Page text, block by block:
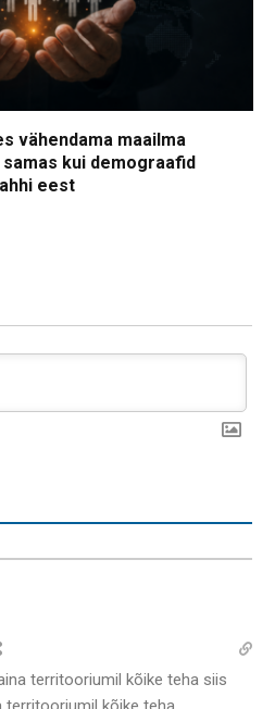
vähendama maailma
kui demograafid
eest
territooriumil kõike teha siis